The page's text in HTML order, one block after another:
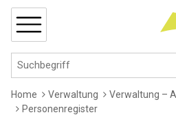
Navigieren in
Schnellnavigation
Hauptnavigation
Suchbegriff
Breadcrumb
Home Verwaltung
Verwaltung –
Personenregister